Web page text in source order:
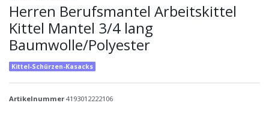
Herren Berufsmantel Arbeitskittel
Kittel Mantel 3/4 lang
Baumwolle/Polyester
Kittel-Schürzen-Kasacks
Artikelnummer 4193012222106